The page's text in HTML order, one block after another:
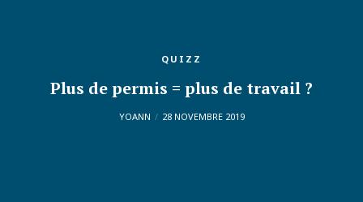
QUIZZ
Plus de permis = plus de travail ?
YOANN 28 NOVEMBRE 2019